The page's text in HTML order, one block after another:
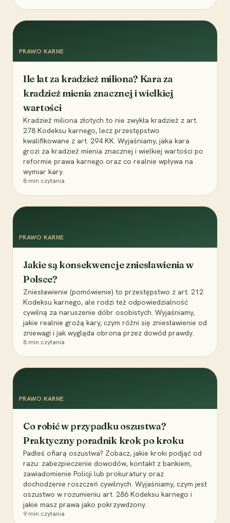
PRAWO KARNE
Ile lat za kradzież miliona? Kara za
kradzież mienia znacznej i wielkiej
wartości
Kradzież miliona złotych to nie zwykła kradzież z art.
278 Kodeksu karnego, lecz przestępstwo
kwalifikowane z art. 294 KK. Wyjaśniamy, jaka kara
grozi za kradzież mienia znacznej i wielkiej wartości po
reformie prawa karnego oraz co realnie wpływa na
wymiar kary.
8 min czytania
PRAWO KARNE
Jakie są konsekwencje zniesławienia w
Polsce?
Zniesławienie (pomówienie) to przestępstwo z art. 212
Kodeksu karnego, ale rodzi też odpowiedzialność
cywilną za naruszenie dóbr osobistych. Wyjaśniamy,
jakie realnie grożą kary, czym różni się zniesławienie od
zniewagi i jak wygląda obrona przez dowód prawdy.
8 min czytania
PRAWO KARNE
Co robić w przypadku oszustwa?
Praktyczny poradnik krok po kroku
Padłeś ofiarą oszustwa? Zobacz, jakie kroki podjąć od
razu: zabezpieczenie dowodów, kontakt z bankiem,
zawiadomienie Policji lub prokuratury oraz
dochodzenie roszczeń cywilnych. Wyjaśniamy, czym jest
oszustwo w rozumieniu art. 286 Kodeksu karnego i
jakie masz prawa jako pokrzywdzony.
9 min czytania